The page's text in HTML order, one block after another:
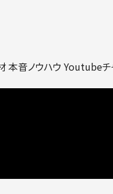
本音ノウハウ Youtube